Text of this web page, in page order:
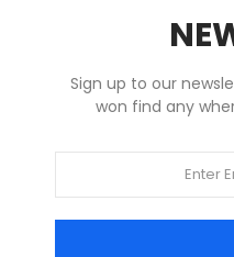
Sign up to our
won find any